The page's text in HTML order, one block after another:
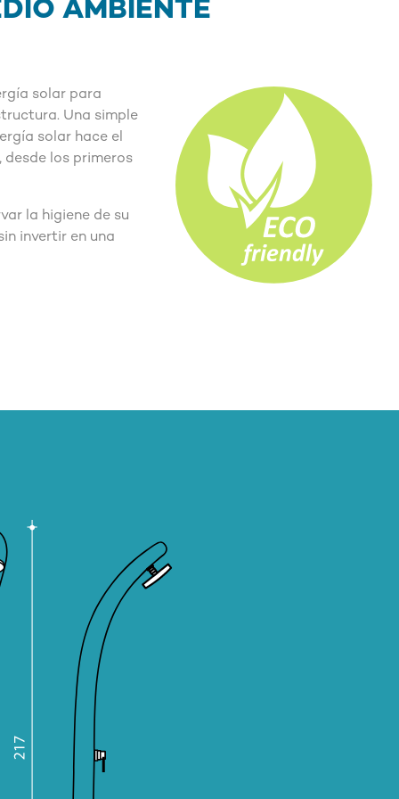
AMBIENTE
solar para
Una simple
solar hace el
los primeros
la higiene de su
invertir en una